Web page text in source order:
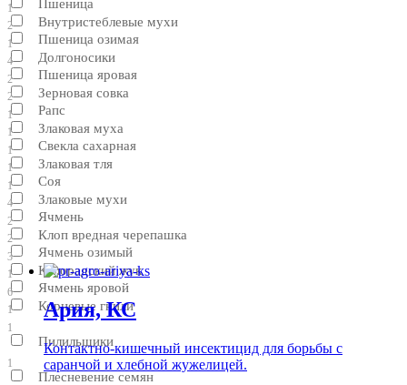
Пшеница
2
Пшеница озимая
4
Пшеница яровая
2
Рапс
1
Свекла сахарная
1
Соя
4
Ячмень
2
Ячмень озимый
1
Ячмень яровой
1
1
Внутристеблевые мухи
1
Долгоносики
2
Зерновая совка
1
Злаковая муха
1
Злаковая тля
1
Злаковые мухи
2
Клоп вредная черепашка
3
Колорадский жук
6
Корневые гнили
1
Пилильщики
1
Плесневение семян
Ария, КС
Контактно-кишечный инсектицид для борьбы с
саранчой и хлебной жужелицей.